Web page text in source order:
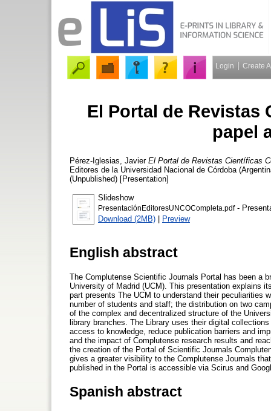
Login Create
El Portal de Revistas
papel
Pérez-Iglesias, Javier El Portal de Revistas Científicas
Editores de la Universidad Nacional de Córdoba
(Unpublished) [Presentation]
Slideshow
PresentaciónEditoresUNCOCompleta.pdf-
Download (2MB) | Preview
English abstract
The Complutense Scientific Journals Portal has been a
University of Madrid (UCM). This presentation explains
part presents The UCM to understand their
number of students and staff; the distribution on two
of the complex and decentralized structure of the
library branches. The Library uses their digital
access to knowledge, reduce publication barriers and
and the impact of Complutense research results and
the creation of the Portal of Scientific Journals
gives a greater visibility to the Complutense Journals
published in the Portal is accessible via Scirus and
Spanish abstract